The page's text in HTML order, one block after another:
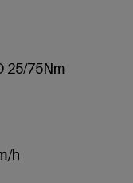
25/75Nm
h